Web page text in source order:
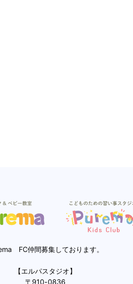
FC仲間募集しております。
【エルパスタジオ】
〒910-0836